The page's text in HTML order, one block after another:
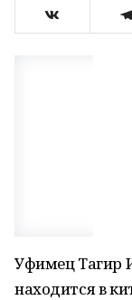
Уфимец Тагир
находится в